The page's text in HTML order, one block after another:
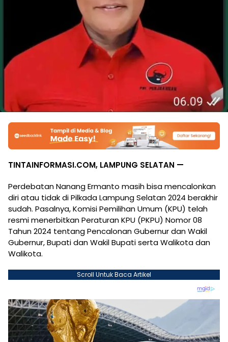
TINTAINFORMASI.COM, LAMPUNG SELATAN —
Perdebatan Nanang Ermanto masih bisa mencalonkan
diri atau tidak di Pilkada Lampung Selatan 2024 berakhir
sudah. Pasalnya, Komisi Pemilihan Umum (KPU) telah
resmi menerbitkan Peraturan KPU (PKPU) Nomor 08
Tahun 2024 tentang Pencalonan Gubernur dan Wakil
Gubernur, Bupati dan Wakil Bupati serta Walikota dan
Walikota.
Scroll Untuk Baca Artikel